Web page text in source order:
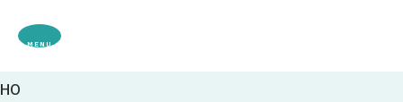
MENU
HO